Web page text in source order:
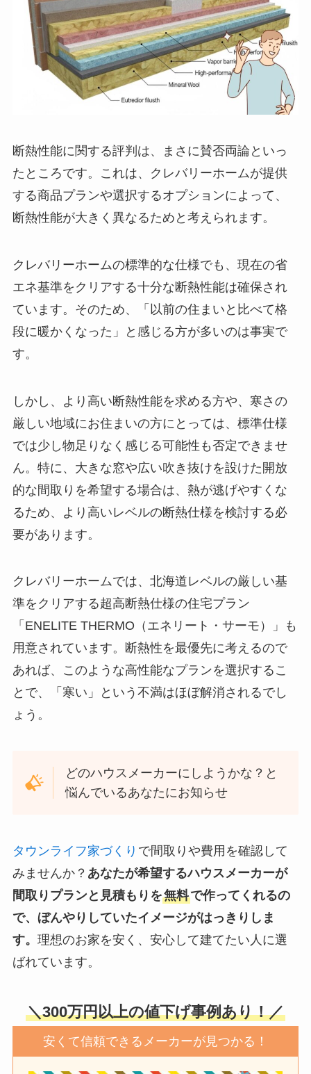
断熱性能に関する評判は、まさに賛否両論といっ
たところです。これは、クレバリーホームが提供
する商品プランや選択するオプションによって、
断熱性能が大きく異なるためと考えられます。
クレバリーホームの標準的な仕様でも、現在の省
エネ基準をクリアする十分な断熱性能は確保され
ています。そのため、「以前の住まいと比べて格
段に暖かくなった」と感じる方が多いのは事実で
す。
しかし、より高い断熱性能を求める方や、寒さの
厳しい地域にお住まいの方にとっては、標準仕様
では少し物足りなく感じる可能性も否定できませ
ん。特に、大きな窓や広い吹き抜けを設けた開放
的な間取りを希望する場合は、熱が逃げやすくな
るため、より高いレベルの断熱仕様を検討する必
要があります。
クレバリーホームでは、北海道レベルの厳しい基
準をクリアする超高断熱仕様の住宅プラン
「ENELITE THERMO（エネリート・サーモ）」も
用意されています。断熱性を最優先に考えるので
あれば、このような高性能なプランを選択するこ
とで、「寒い」という不満はほぼ解消されるでし
ょう。
どのハウスメーカーにしようかな？と
悩んでいるあなたにお知らせ
タウンライフ家づくり で間取りや費用を確認して
みませんか？ あなたが希望するハウスメーカーが
間取りプランと見積もりを無料で作ってくれるの
で、ぼんやりしていたイメージがはっきりしま
す。 理想のお家を安く、安心して建てたい人に選
ばれています。
＼300万円以上の値下げ事例あり！／
安くて信頼できるメーカーが見つかる！